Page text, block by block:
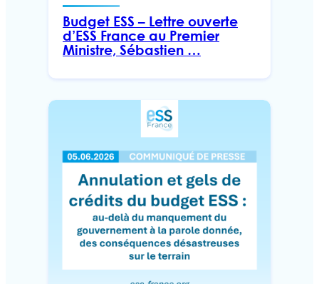
Budget ESS – Lettre ouverte
d’ESS France au Premier
Ministre, Sébastien …